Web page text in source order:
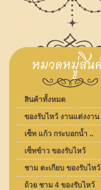
สินค้าทั้งหมด
ของรับไหว้ งานแต่งงาน
เซ็ท แก้ว กระบอกน้ำ ..
เซ็ทข้าว ของรับไหว้
ชาม ตะเกียบ ของรับไหว้
ถ้วย ชาม 4 ของรับไหว้